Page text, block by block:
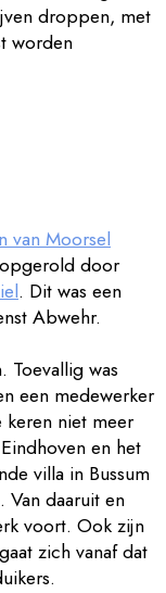
droppen, met
worden
van Moorsel
door
. Dit was een
Abwehr.
Toevallig was
een medewerker
keren niet meer
en het
villa in Bussum
daaruit en
voort. Ook zijn
zich vanaf dat